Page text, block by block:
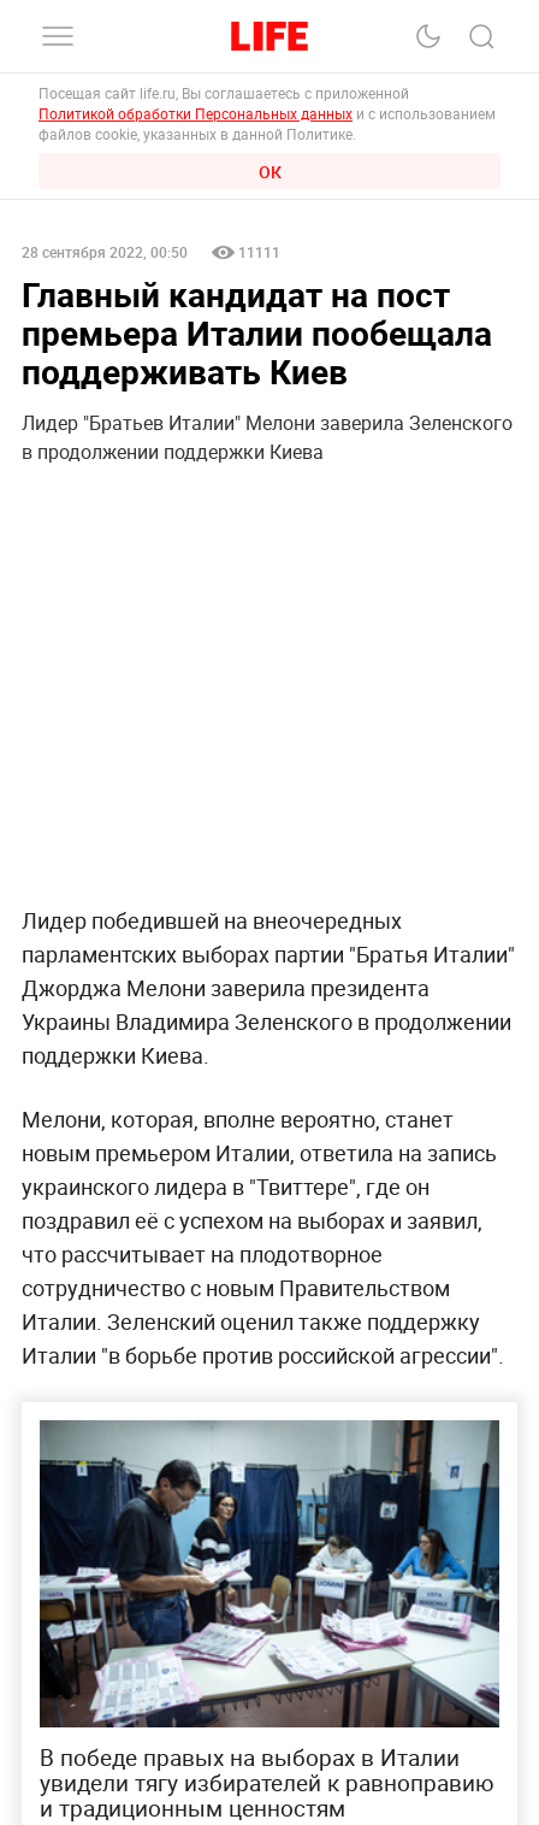
Посещая сайт life.ru, Вы соглашаетесь с приложенной
Политикой обработки Персональных данных и с использованием
файлов cookie, указанных в данной Политике.
ОК
28 сентября 2022, 00:50 11111
Главный кандидат на пост
премьера Италии пообещала
поддерживать Киев
Лидер "Братьев Италии" Мелони заверила Зеленского
в продолжении поддержки Киева
Лидер победившей на внеочередных
парламентских выборах партии "Братья Италии"
Джорджа Мелони заверила президента
Украины Владимира Зеленского в продолжении
поддержки Киева.
Мелони, которая, вполне вероятно, станет
новым премьером Италии, ответила на запись
украинского лидера в "Твиттере", где он
поздравил её с успехом на выборах и заявил,
что рассчитывает на плодотворное
сотрудничество с новым Правительством
Италии. Зеленский оценил также поддержку
Италии "в борьбе против российской агрессии".
В победе правых на выборах в Италии
увидели тягу избирателей к равноправию
и традиционным ценностям